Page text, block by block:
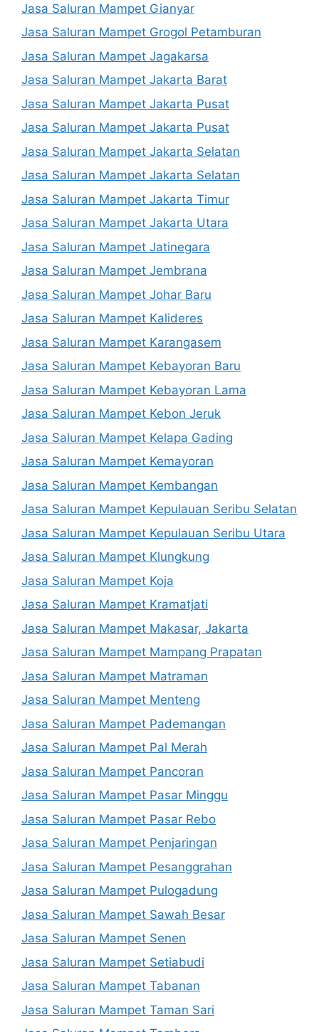
Jasa Saluran Mampet Gianyar
Jasa Saluran Mampet Grogol Petamburan
Jasa Saluran Mampet Jagakarsa
Jasa Saluran Mampet Jakarta Barat
Jasa Saluran Mampet Jakarta Pusat
Jasa Saluran Mampet Jakarta Pusat
Jasa Saluran Mampet Jakarta Selatan
Jasa Saluran Mampet Jakarta Selatan
Jasa Saluran Mampet Jakarta Timur
Jasa Saluran Mampet Jakarta Utara
Jasa Saluran Mampet Jatinegara
Jasa Saluran Mampet Jembrana
Jasa Saluran Mampet Johar Baru
Jasa Saluran Mampet Kalideres
Jasa Saluran Mampet Karangasem
Jasa Saluran Mampet Kebayoran Baru
Jasa Saluran Mampet Kebayoran Lama
Jasa Saluran Mampet Kebon Jeruk
Jasa Saluran Mampet Kelapa Gading
Jasa Saluran Mampet Kemayoran
Jasa Saluran Mampet Kembangan
Jasa Saluran Mampet Kepulauan Seribu Selatan
Jasa Saluran Mampet Kepulauan Seribu Utara
Jasa Saluran Mampet Klungkung
Jasa Saluran Mampet Koja
Jasa Saluran Mampet Kramatjati
Jasa Saluran Mampet Makasar, Jakarta
Jasa Saluran Mampet Mampang Prapatan
Jasa Saluran Mampet Matraman
Jasa Saluran Mampet Menteng
Jasa Saluran Mampet Pademangan
Jasa Saluran Mampet Pal Merah
Jasa Saluran Mampet Pancoran
Jasa Saluran Mampet Pasar Minggu
Jasa Saluran Mampet Pasar Rebo
Jasa Saluran Mampet Penjaringan
Jasa Saluran Mampet Pesanggrahan
Jasa Saluran Mampet Pulogadung
Jasa Saluran Mampet Sawah Besar
Jasa Saluran Mampet Senen
Jasa Saluran Mampet Setiabudi
Jasa Saluran Mampet Tabanan
Jasa Saluran Mampet Taman Sari